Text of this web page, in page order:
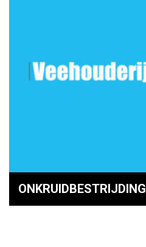
ONKRUIDBESTRIJDING